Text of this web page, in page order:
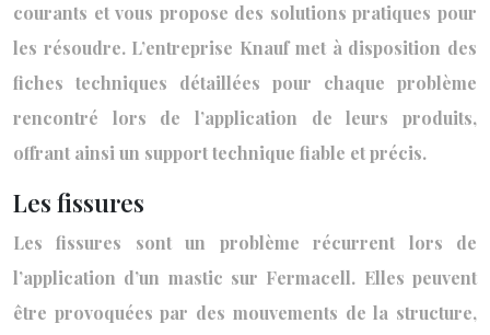
courants et vous propose des solutions pratiques pour
les résoudre. L’entreprise Knauf met à disposition des
fiches techniques détaillées pour chaque problème
rencontré lors de l’application de leurs produits,
offrant ainsi un support technique fiable et précis.
Les fissures
Les fissures sont un problème récurrent lors de
l’application d’un mastic sur Fermacell. Elles peuvent
être provoquées par des mouvements de la structure,